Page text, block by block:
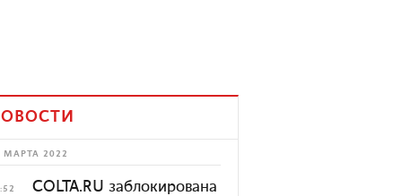
МАРТА 2022
COLTA.RU заблокирована